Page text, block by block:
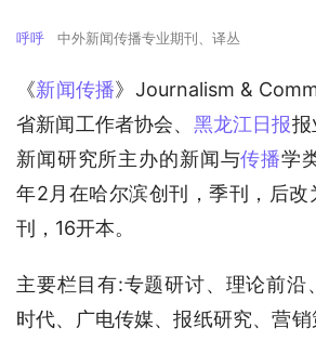
呼呼 中外新闻传播专业期刊、译丛
《新闻传播》Journalism &
省新闻工作者协会、 黑龙江日报报
新闻研究所主办的新闻与传播学
年2月在哈尔滨创刊，季刊，后改
刊，16开本。
主要栏目有:专题研讨、理论前沿
时代、广电传媒、报纸研究、营销